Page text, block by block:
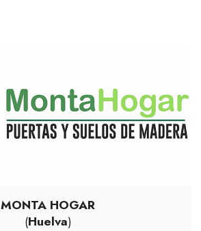
MONTA HOGAR
(Huelva)